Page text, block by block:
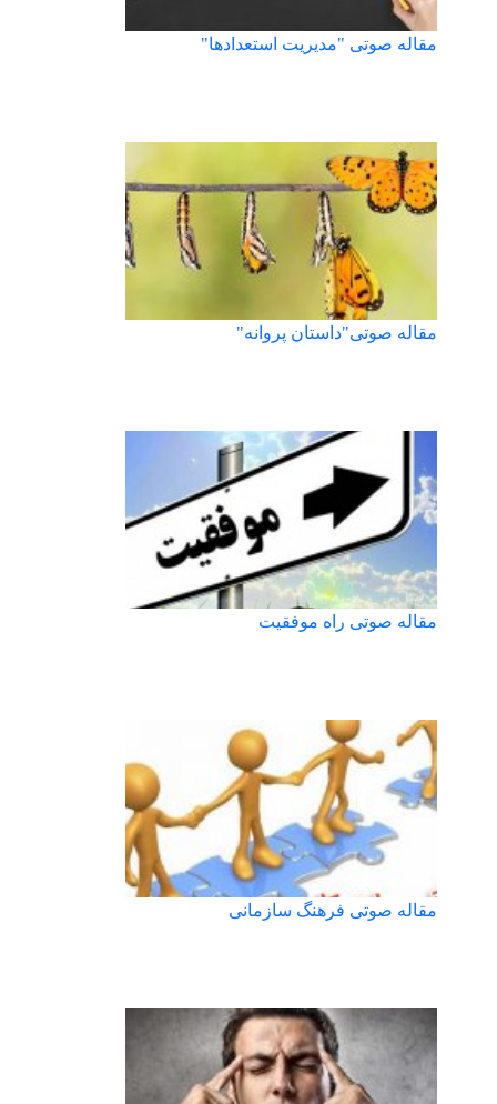
مقاله صوتی "مدیریت استعدادها"
مقاله صوتی"داستان پروانه"
مقاله صوتی راه موفقیت
مقاله صوتی فرهنگ سازمانی